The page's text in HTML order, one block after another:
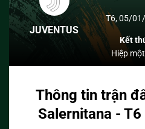
JUVENTUS
T6, 05/
Kết
Hiệp
Thông tin trận
Salernitana -